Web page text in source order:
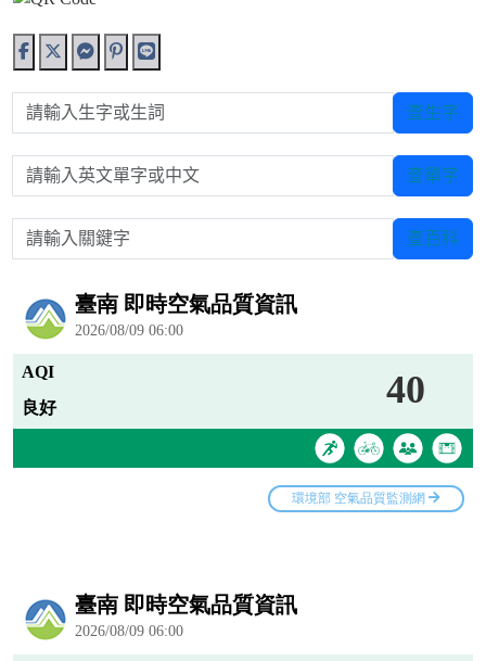
請輸入生字或生詞 查生字
請輸入英文單字或中文 查單字
請輸入關鍵字 查百科